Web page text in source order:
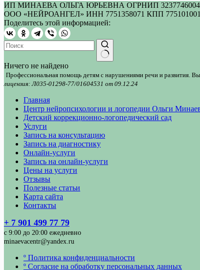
ИП МИНАЕВА ОЛЬГА ЮРЬЕВНА ОГРНИП
ООО «НЕЙРОАНГЕЛ» ИНН 7751358071 КПП 775101001
Поделитесь этой информацией:
Ничего не найдено
Профессиональная помощь детям с нарушениями речи и развития.
лицензия: Л035-01298-77/01604531 от 09.12.24
Главная
Центр нейропсихологии и логопедии Ольги
Детский коррекционно-логопедический сад
Услуги
Запись на консультацию
Запись на диагностику
Онлайн-услуги
Запись на онлайн-услуги
Цены на услуги
Отзывы
Полезные статьи
Карта сайта
Контакты
+ 7 901 499 77 79
с 9:00 до 20:00 ежедневно
minaevacentr@yandex.ru
º Политика конфиденциальности
º Согласие на обработку персональных данных